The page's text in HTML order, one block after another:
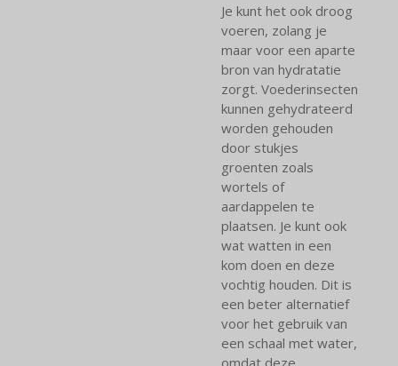
Je kunt het ook droog
voeren, zolang je
maar voor een aparte
bron van hydratatie
zorgt. Voederinsecten
kunnen gehydrateerd
worden gehouden
door stukjes
groenten zoals
wortels of
aardappelen te
plaatsen. Je kunt ook
wat watten in een
kom doen en deze
vochtig houden. Dit is
een beter alternatief
voor het gebruik van
een schaal met water,
omdat deze